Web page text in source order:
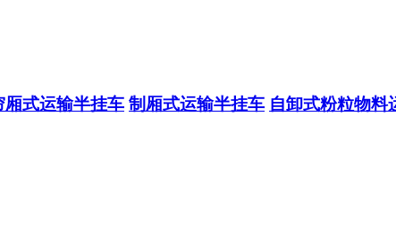
厢式运输半挂车 制厢式运输半挂车 自卸式粉粒物料